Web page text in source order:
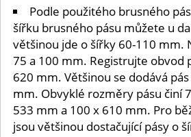
Podle použitého brusného
šířku brusného pásu můžete u
většinou jde o šířky 60-110 mm.
75 a 100 mm. Registrujte obvod
620 mm. Většinou se dodává
mm. Obvyklé rozměry pásu činí
533 mm a 100 x 610 mm. Pro
jsou většinou dostačující pásy o